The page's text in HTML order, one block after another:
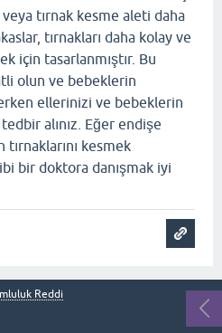
veya tırnak kesme aleti daha
tırnakları daha kolay ve
için tasarlanmıştır. Bu
olun ve bebeklerin
ellerinizi ve bebeklerin
alınız. Eğer endişe
kesmek
bir doktora danışmak iyi
Reddi